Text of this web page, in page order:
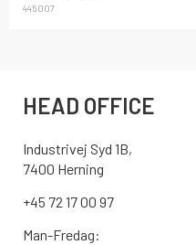
445007
HEAD OFFICE
Industrivej Syd 1B,
7400 Herning
+45 72 17 00 97
Man-Fredag: